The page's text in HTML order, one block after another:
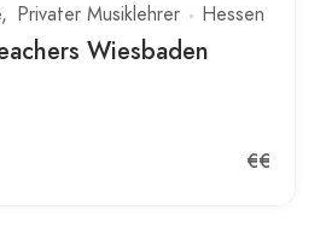
Privater Musiklehrer Hessen
Wiesbaden
€€